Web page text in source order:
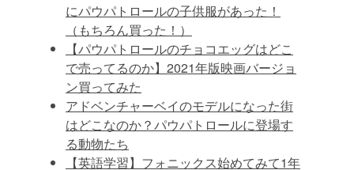
にパウパトロールの子供服があった！
（もちろん買った！）
【パウパトロールのチョコエッグはどこ
で売ってるのか】2021年版映画バージョ
ン買ってみた
アドベンチャーベイのモデルになった街
はどこなのか？パウパトロールに登場す
る動物たち
【英語学習】フォニックス始めてみて1年